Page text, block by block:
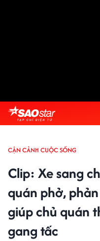
CẬN CẢNH CUỘC SỐNG
Clip: Xe sang
quán phở,
giúp chủ quán
gang tấc